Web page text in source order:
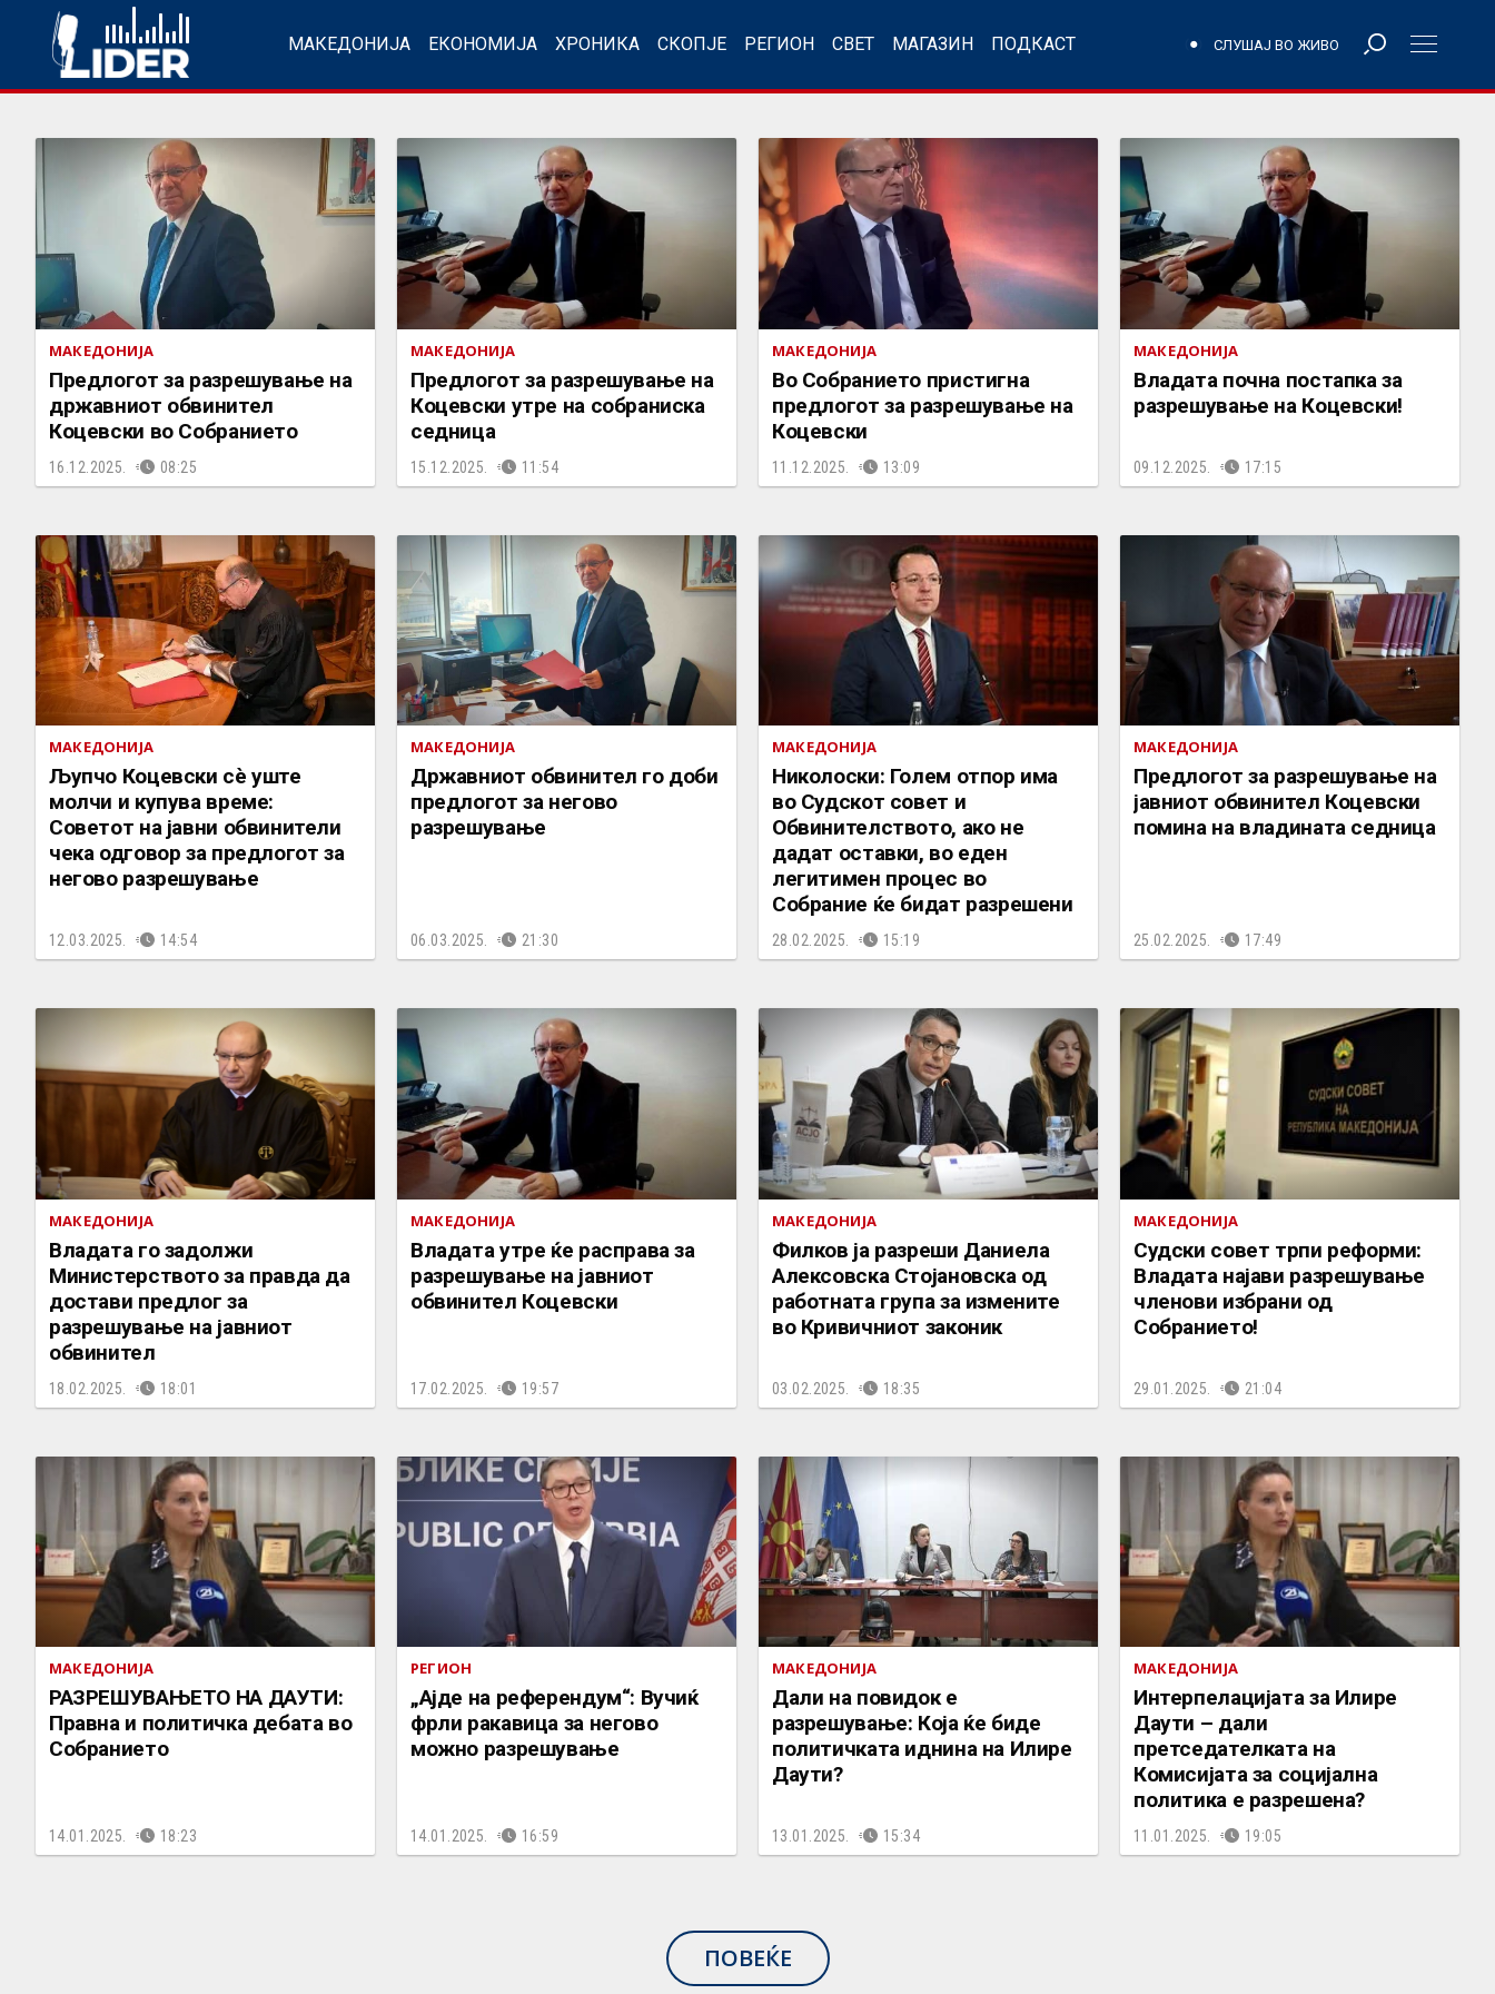
МАКЕДОНИЈА ЕКОНОМИЈА ХРОНИКА СКОПЈЕ РЕГИОН СВЕТ МАГАЗИН ПОДКАСТ СЛУШАЈ ВО ЖИВО
МАКЕДОНИЈА
Предлогот за разрешување на
државниот обвинител
Коцевски во Собранието
16.12.2025. 08:25
МАКЕДОНИЈА
Предлогот за разрешување на
Коцевски утре на собраниска
седница
15.12.2025. 11:54
МАКЕДОНИЈА
Во Собранието пристигна
предлогот за разрешување на
Коцевски
11.12.2025. 13:09
МАКЕДОНИЈА
Владата почна постапка за
разрешување на Коцевски!
09.12.2025. 17:15
МАКЕДОНИЈА
Љупчо Коцевски сè уште
молчи и купува време:
Советот на јавни обвинители
чека одговор за предлогот за
негово разрешување
12.03.2025. 14:54
МАКЕДОНИЈА
Државниот обвинител го доби
предлогот за негово
разрешување
06.03.2025. 21:30
МАКЕДОНИЈА
Николоски: Голем отпор има
во Судскот совет и
Обвинителството, ако не
дадат оставки, во еден
легитимен процес во
Собрание ќе бидат разрешени
28.02.2025. 15:19
МАКЕДОНИЈА
Предлогот за разрешување на
јавниот обвинител Коцевски
помина на владината седница
25.02.2025. 17:49
МАКЕДОНИЈА
Владата го задолжи
Министерството за правда да
достави предлог за
разрешување на јавниот
обвинител
18.02.2025. 18:01
МАКЕДОНИЈА
Владата утре ќе расправа за
разрешување на јавниот
обвинител Коцевски
17.02.2025. 19:57
МАКЕДОНИЈА
Филков ја разреши Даниела
Алексовска Стојановска од
работната група за измените
во Кривичниот законик
03.02.2025. 18:35
МАКЕДОНИЈА
Судски совет трпи реформи:
Владата најави разрешување
членови избрани од
Собранието!
29.01.2025. 21:04
МАКЕДОНИЈА
РАЗРЕШУВАЊЕТО НА ДАУТИ:
Правна и политичка дебата во
Собранието
14.01.2025. 18:23
РЕГИОН
„Ајде на референдум“: Вучиќ
фрли ракавица за негово
можно разрешување
14.01.2025. 16:59
МАКЕДОНИЈА
Дали на повидок е
разрешување: Која ќе биде
политичката иднина на Илире
Даути?
13.01.2025. 15:34
МАКЕДОНИЈА
Интерпелацијата за Илире
Даути – дали
претседателката на
Комисијата за социјална
политика е разрешена?
11.01.2025. 19:05
ПОВЕЌЕ